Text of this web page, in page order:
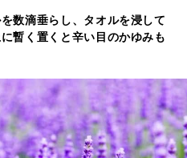
数滴垂らし、タオルを浸して
暫く置くと辛い目のかゆみも